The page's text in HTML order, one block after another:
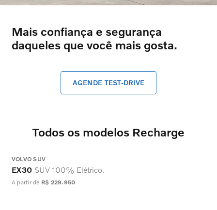
Mais confiança e segurança
daqueles que você mais gosta.
AGENDE TEST-DRIVE
Todos os modelos Recharge
VOLVO SUV
EX30 SUV 100% Elétrico.
A partir de R$ 229.950